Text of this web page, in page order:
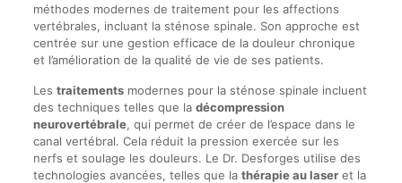
méthodes modernes de traitement pour les affections
vertébrales, incluant la sténose spinale. Son approche est
centrée sur une gestion efficace de la douleur chronique
et l’amélioration de la qualité de vie de ses patients.
Les traitementsmodernes pour la sténose spinale incluent
des techniques telles que la décompression
neurovertébrale, qui permet de créer de l’espace dans le
canal vertébral. Cela réduit la pression exercée sur les
nerfs et soulage les douleurs. Le Dr. Desforges utilise des
technologies avancées, telles que la thérapie au laseret la